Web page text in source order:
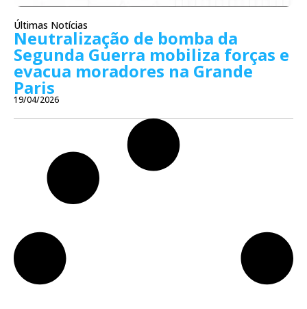
Últimas Notícias
Neutralização de bomba da
Segunda Guerra mobiliza forças e
evacua moradores na Grande
Paris
19/04/2026